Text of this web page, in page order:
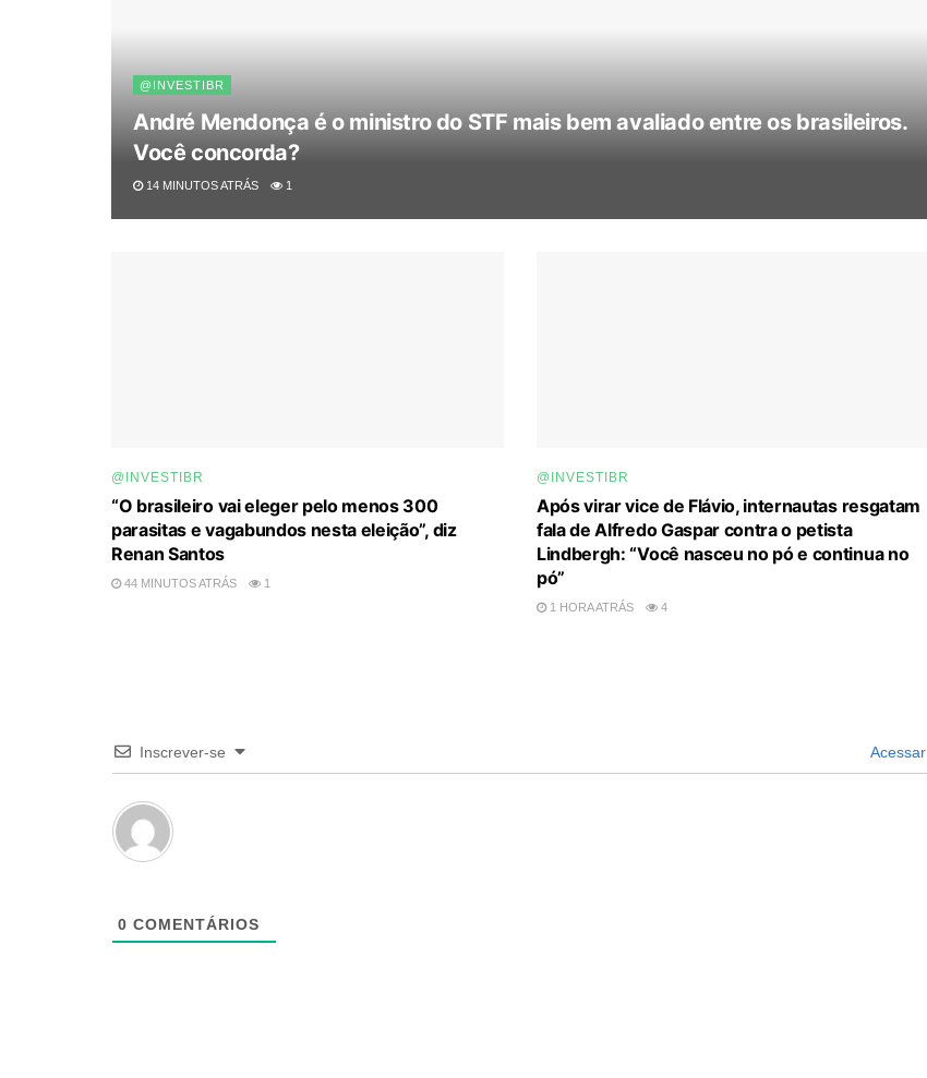
@INVESTIBR
André Mendonça é o ministro do STF mais bem avaliado entre os brasileiros.
Você concorda?
14 MINUTOS ATRÁS 1
@INVESTIBR
“O brasileiro vai eleger pelo menos 300
parasitas e vagabundos nesta eleição”, diz
Renan Santos
44 MINUTOS ATRÁS 1
@INVESTIBR
Após virar vice de Flávio, internautas resgatam
fala de Alfredo Gaspar contra o petista
Lindbergh: “Você nasceu no pó e continua no
pó”
1 HORA ATRÁS 4
Inscrever-se Acessar
0 COMENTÁRIOS